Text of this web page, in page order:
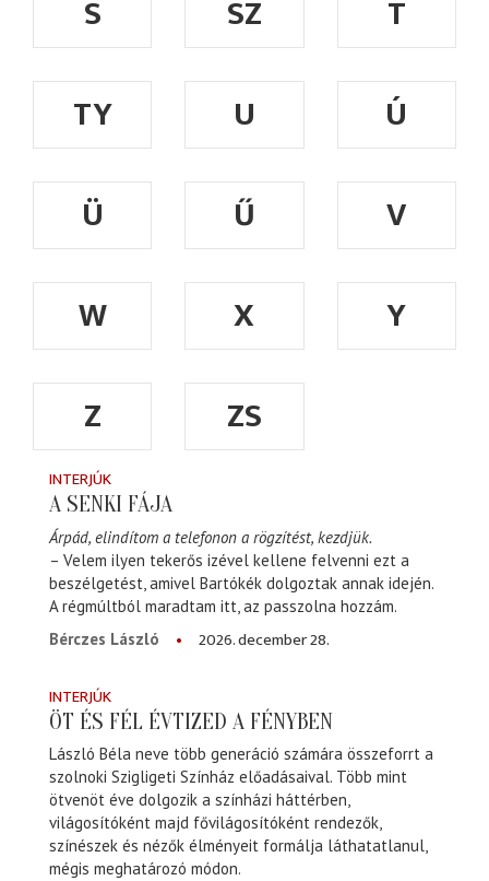
S SZ
T
TY
U
Ú
Ü
Ű
V
W
X
Y
Z
ZS
INTERJÚK
A SENKI FÁJA
Árpád, elindítom a telefonon a rögzítést, kezdjük.
– Velem ilyen tekerős izével kellene felvenni ezt a
beszélgetést, amivel Bartókék dolgoztak annak idején.
A régmúltból maradtam itt, az passzolna hozzám.
Bérczes László
2026. december 28.
INTERJÚK
ÖT ÉS FÉL ÉVTIZED A FÉNYBEN
László Béla neve több generáció számára összeforrt a
szolnoki Szigligeti Színház előadásaival. Több mint
ötvenöt éve dolgozik a színházi háttérben,
világosítóként majd fővilágosítóként rendezők,
színészek és nézők élményeit formálja láthatatlanul,
mégis meghatározó módon.